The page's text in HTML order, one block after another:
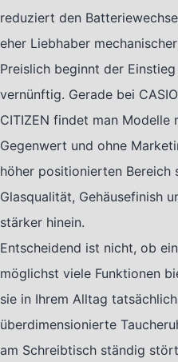
reduziert den
eher Liebhaber
Preislich beginnt der
vernünftig. Gerade bei
CITIZEN findet man Modelle
Gegenwert und ohne
höher positionierten Bereich
Glasqualität, Gehäusefinish
stärker hinein.
Entscheidend ist nicht, ob
möglichst viele Funktionen
sie in Ihrem Alltag
überdimensionierte
am Schreibtisch ständig